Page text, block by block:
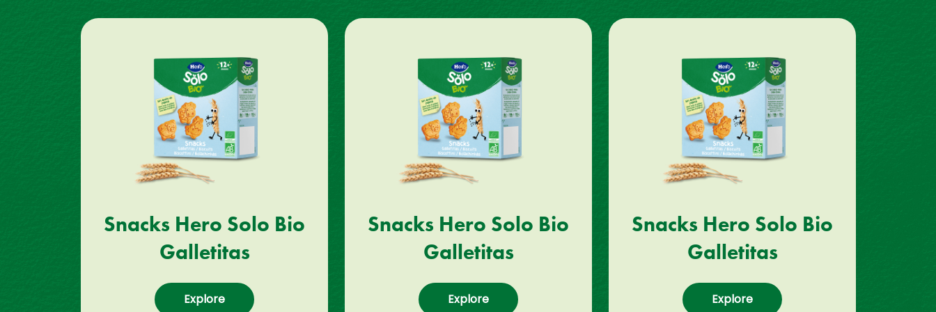
Snacks Hero Solo Bio
Galletitas
Explore
Snacks Hero Solo Bio
Galletitas
Explore
Snacks Hero Solo Bio
Galletitas
Explore